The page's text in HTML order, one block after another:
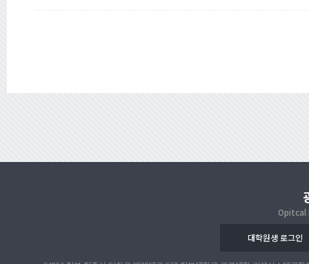
대학원생 로그인